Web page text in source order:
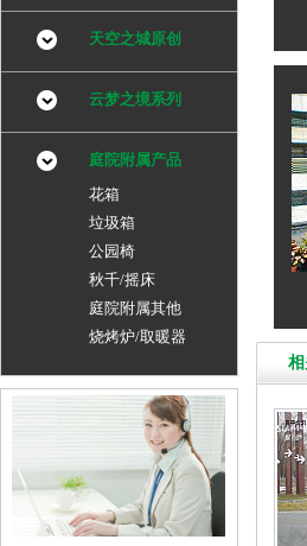
天空之城原创
云梦之境系列
庭院附属产品
花箱
垃圾箱
公园椅
秋千/摇床
庭院附属其他
烧烤炉/取暖器